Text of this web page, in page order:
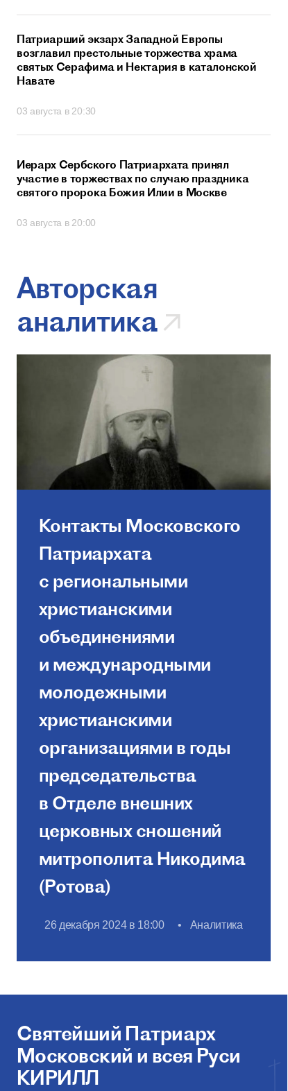
Патриарший экзарх Западной Европы
возглавил престольные торжества храма
святых Серафима и Нектария в каталонской
Навате
03 августа в 20:30
Иерарх Сербского Патриархата принял
участие в торжествах по случаю праздника
святого пророка Божия Илии в Москве
03 августа в 20:00
Авторская
аналитика
Контакты Московского
Патриархата
с региональными
христианскими
объединениями
и международными
молодежными
христианскими
организациями в годы
председательства
в Отделе внешних
церковных сношений
митрополита Никодима
(Ротова)
26 декабря 2024 в 18:00 • Аналитика
Cвятейший Патриарх
Московский и всея Руси
КИРИЛЛ